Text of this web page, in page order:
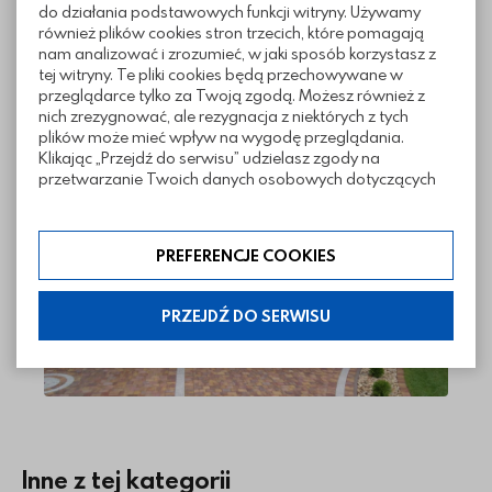
do działania podstawowych funkcji witryny. Używamy
również plików cookies stron trzecich, które pomagają
nam analizować i zrozumieć, w jaki sposób korzystasz z
tej witryny. Te pliki cookies będą przechowywane w
przeglądarce tylko za Twoją zgodą. Możesz również z
nich zrezygnować, ale rezygnacja z niektórych z tych
plików może mieć wpływ na wygodę przeglądania.
Klikając „Przejdź do serwisu” udzielasz zgody na
przetwarzanie Twoich danych osobowych dotyczących
zakres klikając w „Preferencje cookies”. W każdej chwili
możesz modyfikować udzielone zgody w zakładce:
informacje i regulaminy — ustawienia cookies.
PREFERENCJE COOKIES
PRZEJDŹ DO SERWISU
Pliki do pobrania
Realizacje z wykorzystaniem kostki
W2
Inne z tej kategorii